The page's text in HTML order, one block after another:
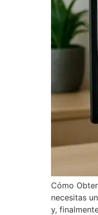
Cómo
necesitas
y,